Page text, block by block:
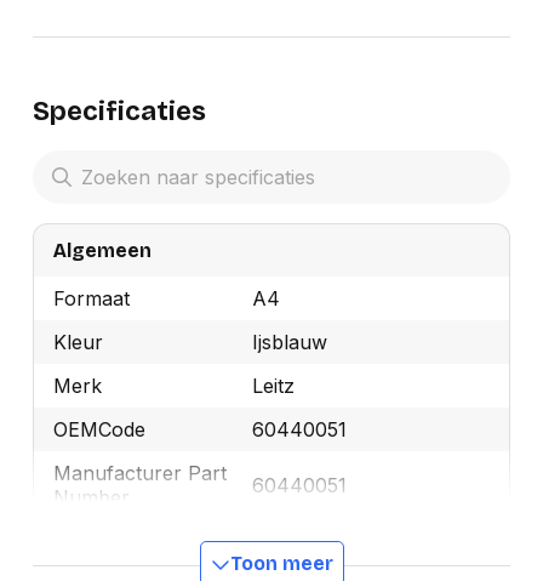
Specificaties
Algemeen
Formaat
A4
Kleur
Ijsblauw
Merk
Leitz
OEMCode
60440051
Manufacturer Part
Number
60440051
4002432103799
Toon meer